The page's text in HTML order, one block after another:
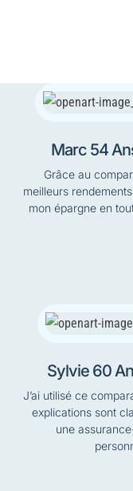
Marc 54
Grâce au
meilleurs
mon épargne en
Sylvie 60
J’ai utilisé ce
explications sont
une